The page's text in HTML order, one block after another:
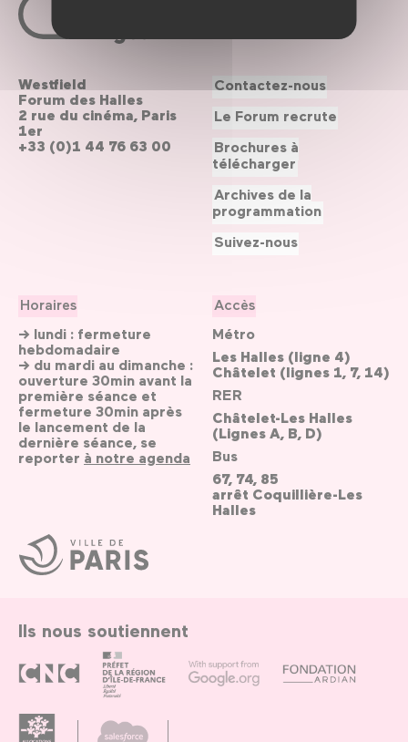
Ville
de
Paris
Westfield
Forum des Halles
2 rue du cinéma, Paris
1er
+33 (0)1 44 76 63 00
Horaires
→ lundi : fermeture
hebdomadaire
→ du mardi au dimanche :
ouverture 30min avant la
première séance et
fermeture 30min après
le lancement de la
dernière séance, se
reporter à notre agenda
Accès
Métro
Les Halles (ligne 4)
Châtelet (lignes 1, 7, 14)
RER
Châtelet-Les Halles
(Lignes A, B, D)
Bus
67, 74, 85
arrêt Coquillière-Les
Halles
Contactez-nous
Le Forum recrute
Brochures à
télécharger
Archives de la
programmation
Suivez-nous
Ils nous soutiennent